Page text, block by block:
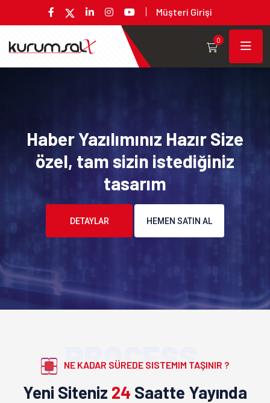
Müşteri Girişi
0
Haber Yazılımınız Hazır Size
özel, tam sizin istediğiniz
tasarım
DETAYLAR HEMEN SATIN AL
PROCESS
NE KADAR SÜREDE SISTEMIM TAŞINIR ?
Yeni Siteniz 24 Saatte Yayında